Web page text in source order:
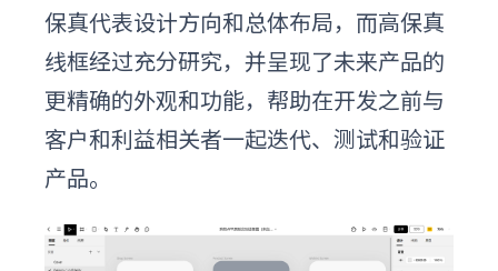
保真代表设计方向和总体布局，而高保真
线框经过充分研究，并呈现了未来产品的
更精确的外观和功能，帮助在开发之前与
客户和利益相关者一起迭代、测试和验证
产品。